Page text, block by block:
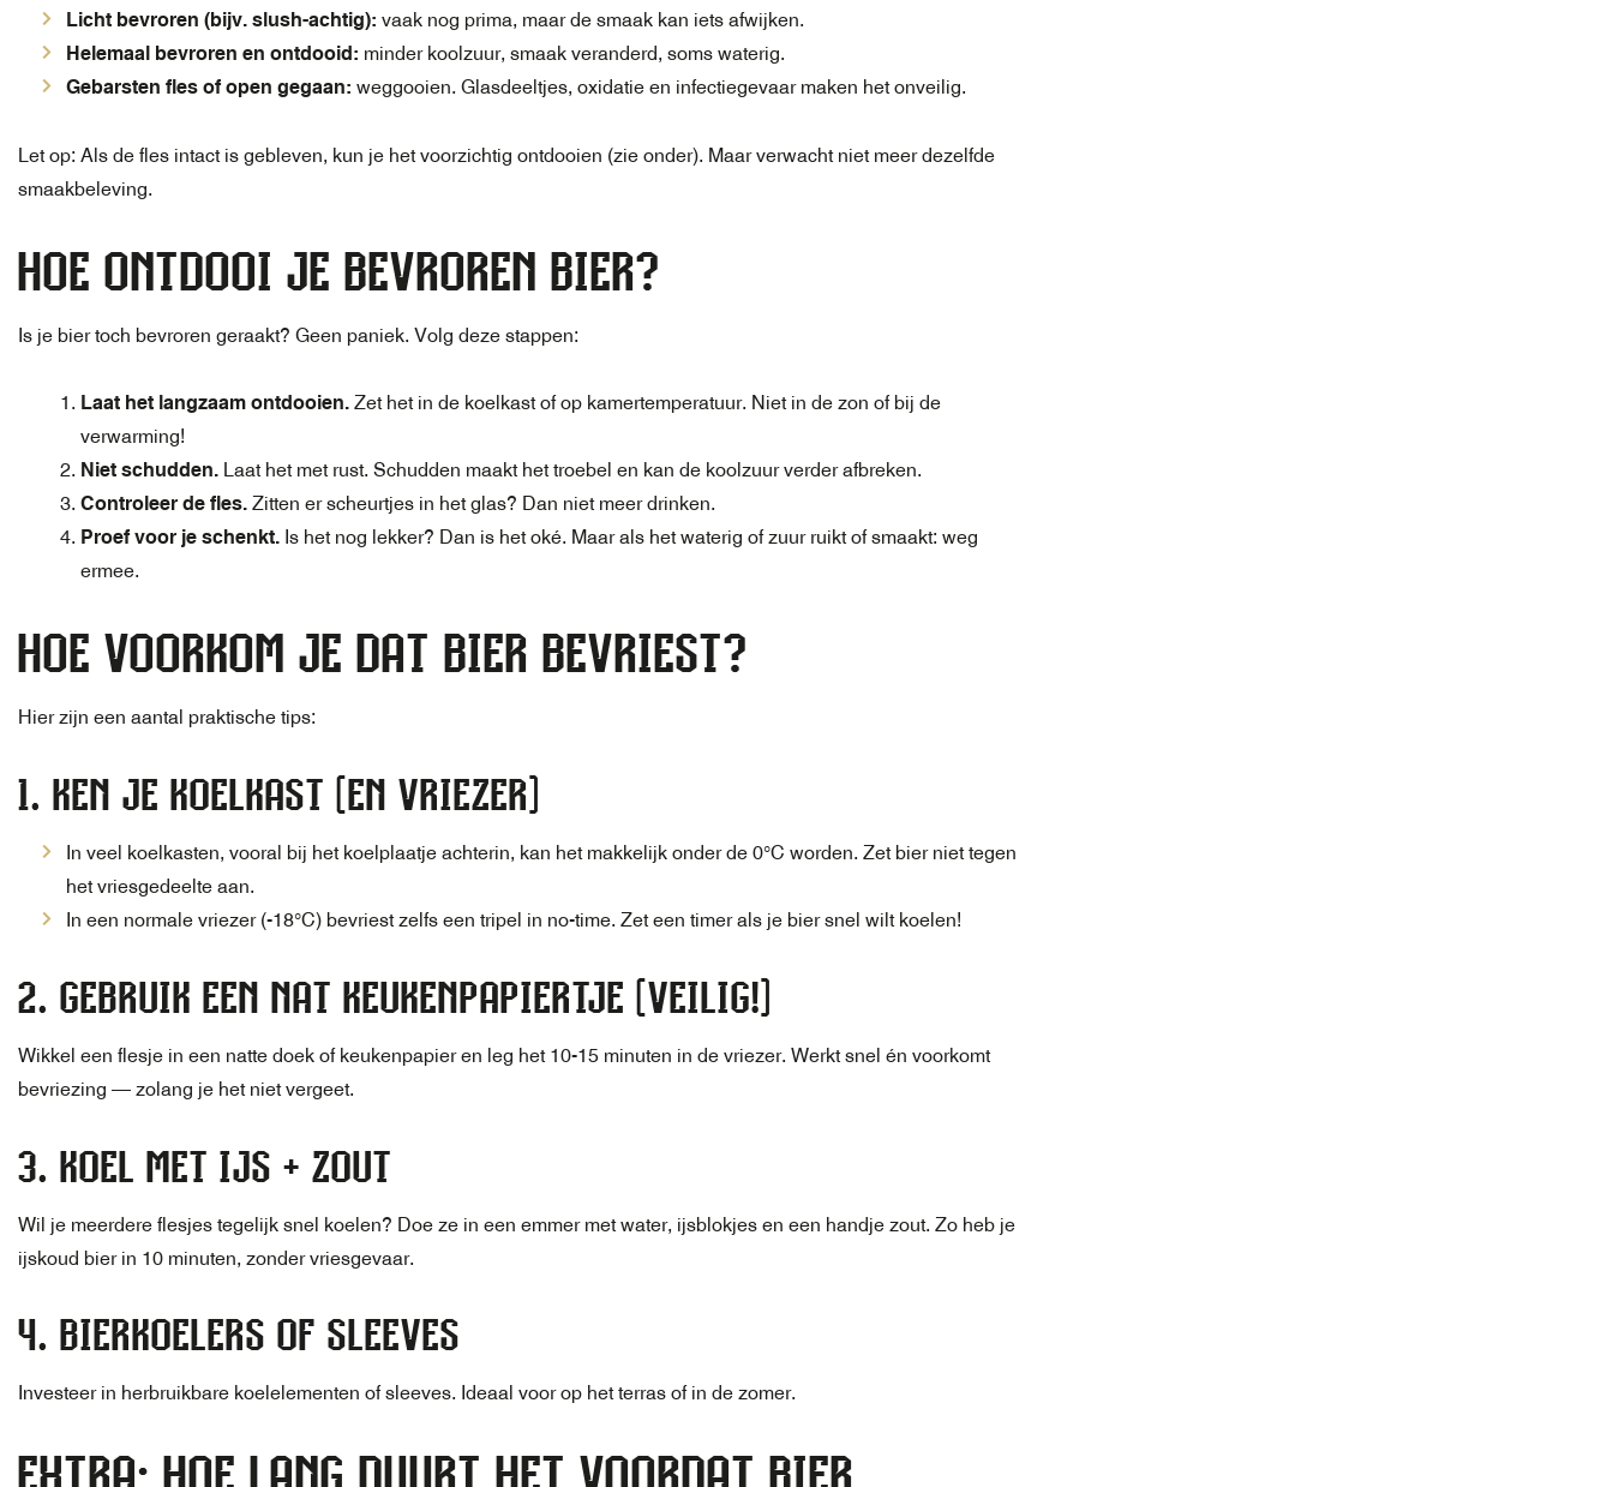
Licht bevroren (bijv. slush-achtig): vaak nog prima, maar de smaak kan iets afwijken.
Helemaal bevroren en ontdooid: minder koolzuur, smaak veranderd, soms waterig.
Gebarsten fles of open gegaan: weggooien. Glasdeeltjes, oxidatie en infectiegevaar maken het onveilig.
Let op: Als de fles intact is gebleven, kun je het voorzichtig ontdooien (zie onder). Maar verwacht niet meer dezelfde
smaakbeleving.
HOE ONTDOOI JE BEVROREN BIER?
Is je bier toch bevroren geraakt? Geen paniek. Volg deze stappen:
Laat het langzaam ontdooien. Zet het in de koelkast of op kamertemperatuur. Niet in de zon of bij de
verwarming!
Niet schudden. Laat het met rust. Schudden maakt het troebel en kan de koolzuur verder afbreken.
Controleer de fles. Zitten er scheurtjes in het glas? Dan niet meer drinken.
Proef voor je schenkt. Is het nog lekker? Dan is het oké. Maar als het waterig of zuur ruikt of smaakt: weg
ermee.
HOE VOORKOM JE DAT BIER BEVRIEST?
Hier zijn een aantal praktische tips:
1. KEN JE KOELKAST (EN VRIEZER)
In veel koelkasten, vooral bij het koelplaatje achterin, kan het makkelijk onder de 0°C worden. Zet bier niet tegen
het vriesgedeelte aan.
In een normale vriezer (-18°C) bevriest zelfs een tripel in no-time. Zet een timer als je bier snel wilt koelen!
2. GEBRUIK EEN NAT KEUKENPAPIERTJE (VEILIG!)
Wikkel een flesje in een natte doek of keukenpapier en leg het 10-15 minuten in de vriezer. Werkt snel én voorkomt
bevriezing — zolang je het niet vergeet.
3. KOEL MET IJS + ZOUT
Wil je meerdere flesjes tegelijk snel koelen? Doe ze in een emmer met water, ijsblokjes en een handje zout. Zo heb je
ijskoud bier in 10 minuten, zonder vriesgevaar.
4. BIERKOELERS OF SLEEVES
Investeer in herbruikbare koelelementen of sleeves. Ideaal voor op het terras of in de zomer.
EXTRA: HOE LANG DUURT HET VOORDAT BIER